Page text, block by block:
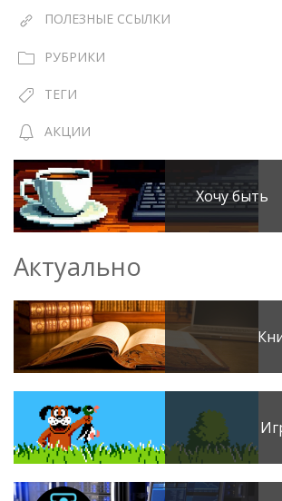
ПОЛЕЗНЫЕ ССЫЛКИ
РУБРИКИ
ТЕГИ
АКЦИИ
Хочу быть
Актуально